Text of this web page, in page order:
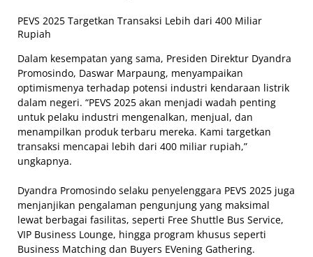
PEVS 2025 Targetkan Transaksi Lebih dari 400 Miliar
Rupiah
Dalam kesempatan yang sama, Presiden Direktur Dyandra
Promosindo, Daswar Marpaung, menyampaikan
optimismenya terhadap potensi industri kendaraan listrik
dalam negeri. “PEVS 2025 akan menjadi wadah penting
untuk pelaku industri mengenalkan, menjual, dan
menampilkan produk terbaru mereka. Kami targetkan
transaksi mencapai lebih dari 400 miliar rupiah,”
ungkapnya.
Dyandra Promosindo selaku penyelenggara PEVS 2025 juga
menjanjikan pengalaman pengunjung yang maksimal
lewat berbagai fasilitas, seperti Free Shuttle Bus Service,
VIP Business Lounge, hingga program khusus seperti
Business Matching dan Buyers EVening Gathering.